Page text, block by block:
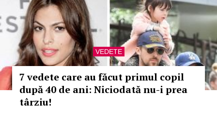
VEDETE
7 vedete care au făcut primul copil
după 40 de ani: Niciodată nu-i prea
târziu!